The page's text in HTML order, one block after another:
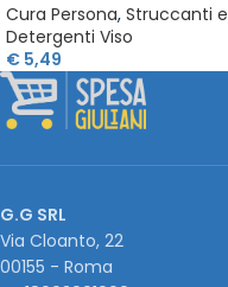
Cura Persona, Struccanti e
Detergenti Viso
€ 5,49
G.G SRL
Via Cloanto, 22
00155 - Roma